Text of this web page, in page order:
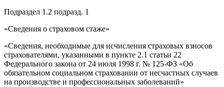
Подраздел 1.2 подразд. 1
«Сведения о страховом стаже»
«Сведения, необходимые для исчисления страховых взносов
страхователями, указанными в пункте 2.1 статьи 22
Федерального закона от 24 июля 1998 г. № 125-ФЗ «Об
обязательном социальном страховании от несчастных случаев
на производстве и профессиональных заболеваний»